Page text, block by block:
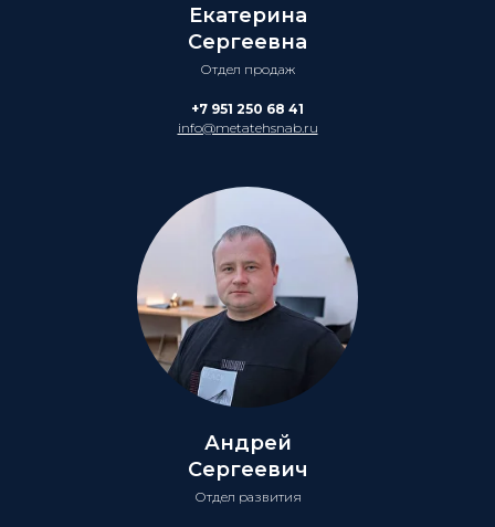
Екатерина
Сергеевна
Отдел продаж
+7 951 250 68 41
info@metatehsnab.ru
Андрей
Сергеевич
Отдел развития